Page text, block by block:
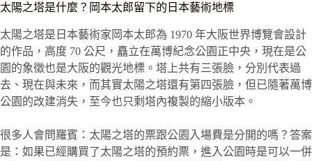
太陽之塔是什麼？岡本太郎留下的日本藝術地標
太陽之塔是日本藝術家岡本太郎為 1970 年大阪世界博覽會設計
的作品，高度 70 公尺，矗立在萬博紀念公園正中央，現在是公
園的象徵也是大阪的觀光地標。塔上共有三張臉，分別代表過
去、現在與未來，而其實太陽之塔還有第四張臉，但已隨著萬博
公園的改建消失，至今也只剩塔內複製的縮小版本。
很多人會問羅賓：太陽之塔的票跟公園入場費是分開的嗎？答案
是：如果已經購買了太陽之塔的預約票，進入公園時是可以一併